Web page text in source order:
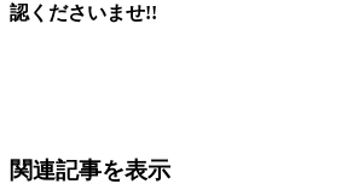
認くださいませ!!
関連記事を表示